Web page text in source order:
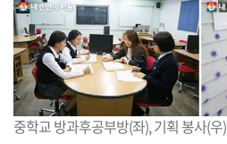
중학교 방과후공부방(좌), 기획 봉사(우)